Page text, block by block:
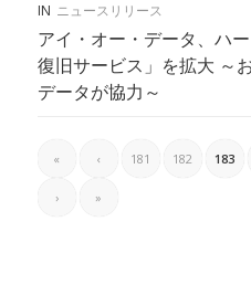
IN ニュースリリース
アイ・オー・データ、ハ
復旧サービス」を拡大 ～
データが協力～
« ‹ 181 182 183
› »